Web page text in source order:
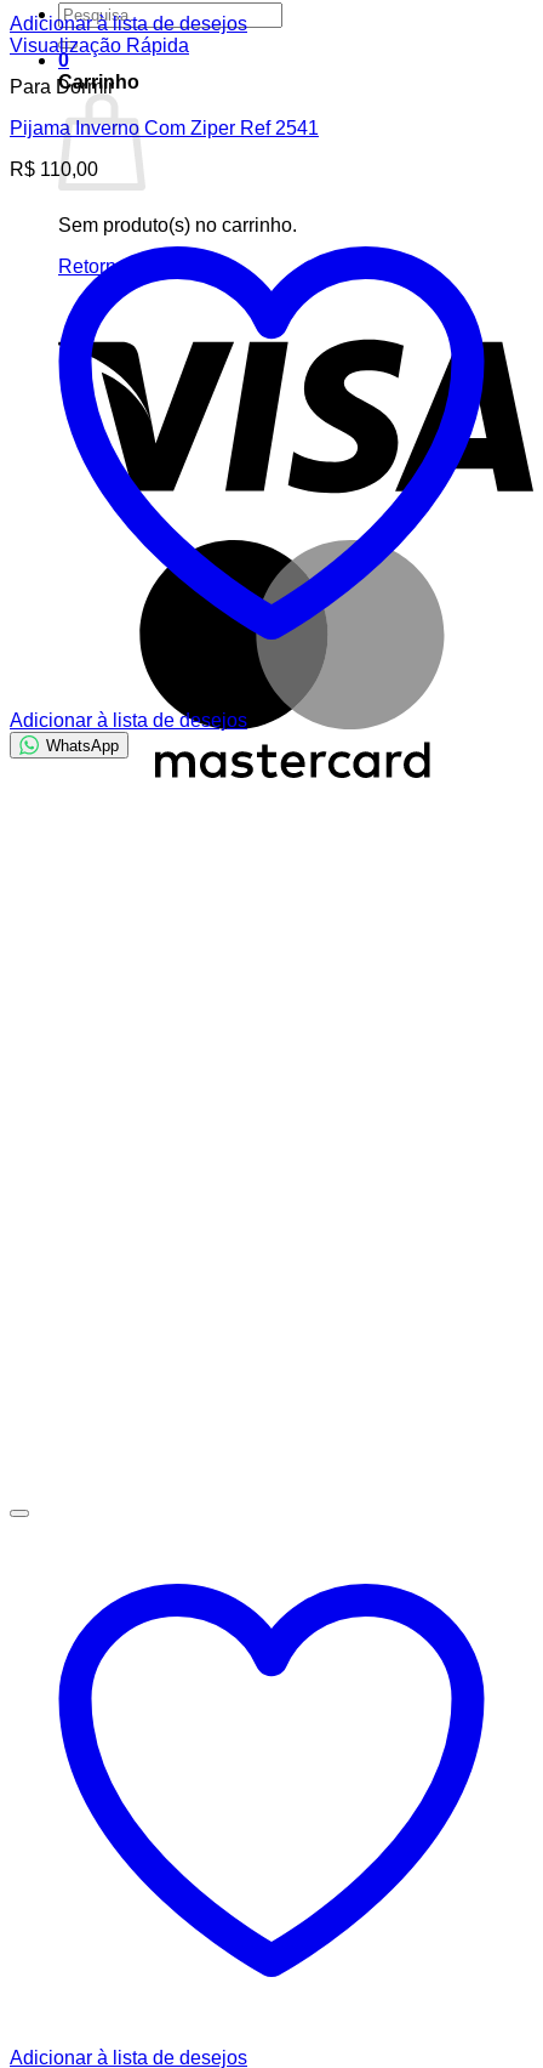
Pesquisar
por:
0
Carrinho
Sem produto(s) no carrinho.
Retornar para a loja
Adicionar à lista de desejos
Visualização Rápida
Para Dormir
Pijama Inverno Com Ziper Ref 2541
R$ 110,00
Adicionar à lista de desejos
WhatsApp
Adicionar à lista de desejos